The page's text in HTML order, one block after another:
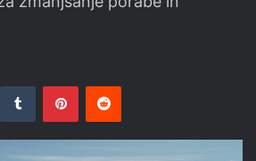
Tumblr PinterestReddit